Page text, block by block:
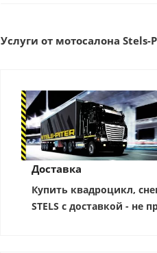
Услуги от мотосалона Stels-
Доставка
Купить квадроцикл,
STELS с доставкой - не